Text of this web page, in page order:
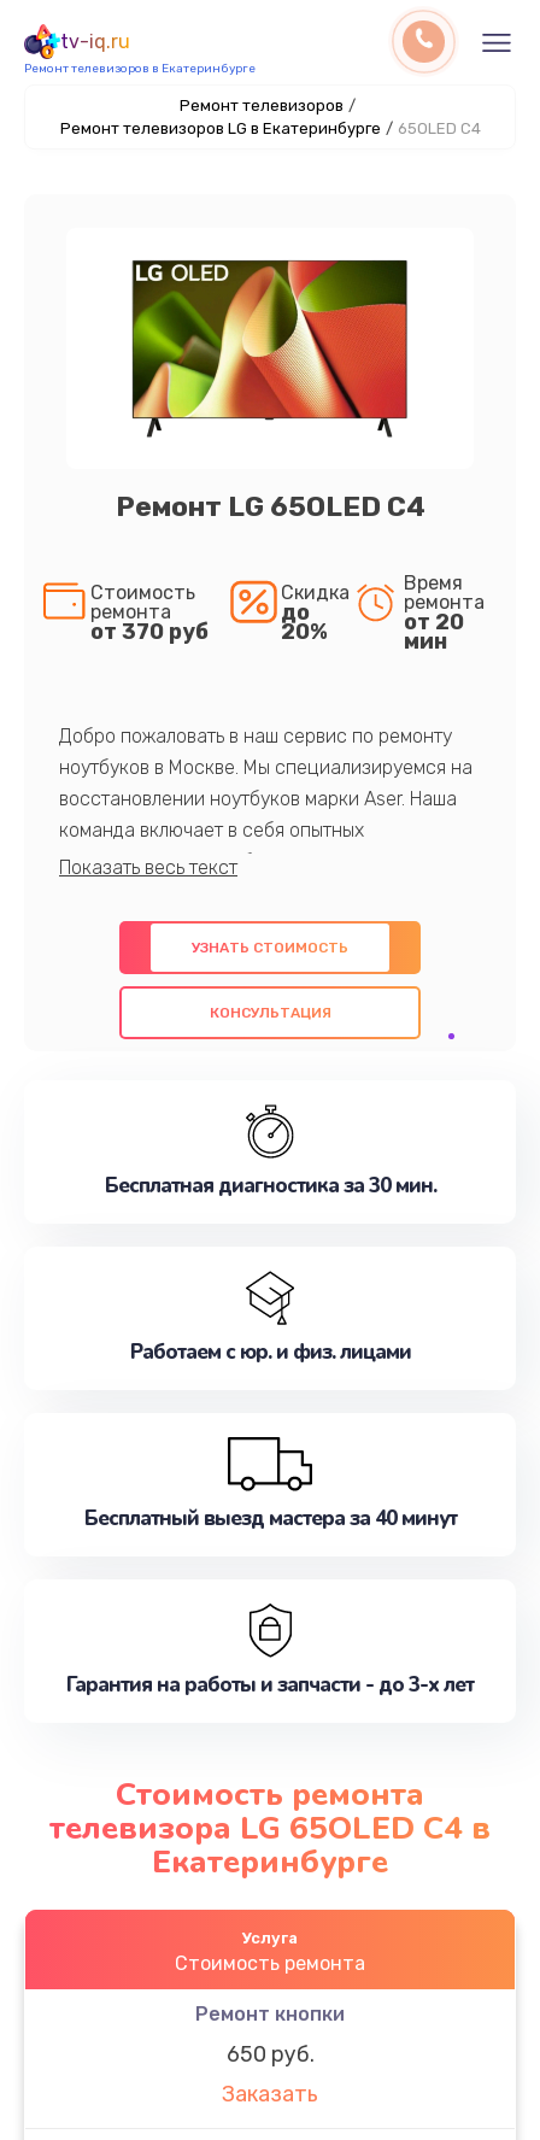
tv-iq.ru
Ремонт телевизоров в Екатеринбурге
Ремонт телевизоров /
Ремонт телевизоров LG в Екатеринбурге / 65OLED C4
Ремонт LG 65OLED C4
Стоимость
ремонта
от 370 руб
Скидка
до
20%
Время
ремонта
от 20
мин
Добро пожаловать в наш сервис по ремонту
ноутбуков в Москве. Мы специализируемся на
восстановлении ноутбуков марки Aser. Наша
команда включает в себя опытных
профессионалов с обширными знаниями и
предлагаем быстрый и качественный ремонт с
использованием оригинальных компонентов, а
также гарантируем качество всех
проведенных работ. Наша цель - предоставить
наилучшим образом. Не медлите записаться на
УЗНАТЬ СТОИМОСТЬ
КОНСУЛЬТАЦИЯ
Бесплатная диагностика за 30 мин.
Работаем с юр. и физ. лицами
Бесплатный выезд мастера за 40 минут
Гарантия на работы и запчасти - до 3-х лет
Стоимость ремонта
телевизора LG 65OLED C4 в
Екатеринбурге
Услуга
Стоимость ремонта
Ремонт кнопки
650 руб.
Заказать